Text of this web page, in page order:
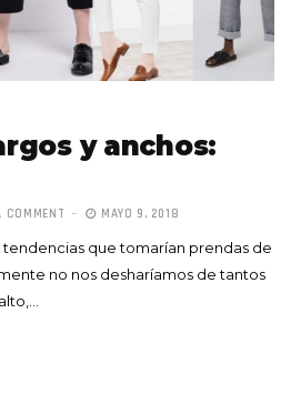
y anchos:
COMMENT MAYO 9, 2018
tendencias que tomarían prendas de
no nos desharíamos de tantos